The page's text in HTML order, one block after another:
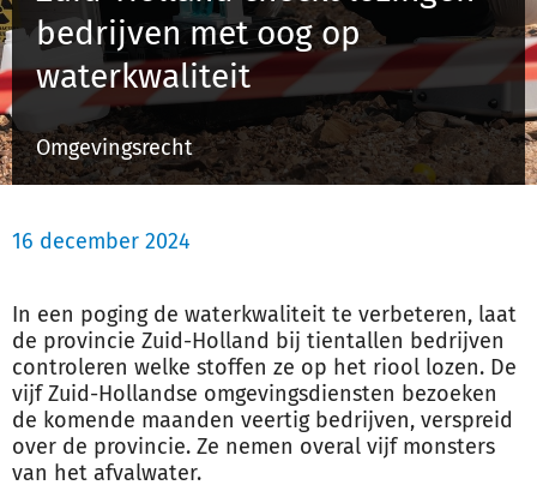
Inloggen
Registreren
bedrijven met oog op
waterkwaliteit
Omgevingsrecht
16 december 2024
In een poging de waterkwaliteit te verbeteren, laat
de provincie Zuid-Holland bij tientallen bedrijven
controleren welke stoffen ze op het riool lozen. De
vijf Zuid-Hollandse omgevingsdiensten bezoeken
de komende maanden veertig bedrijven, verspreid
over de provincie. Ze nemen overal vijf monsters
van het afvalwater.